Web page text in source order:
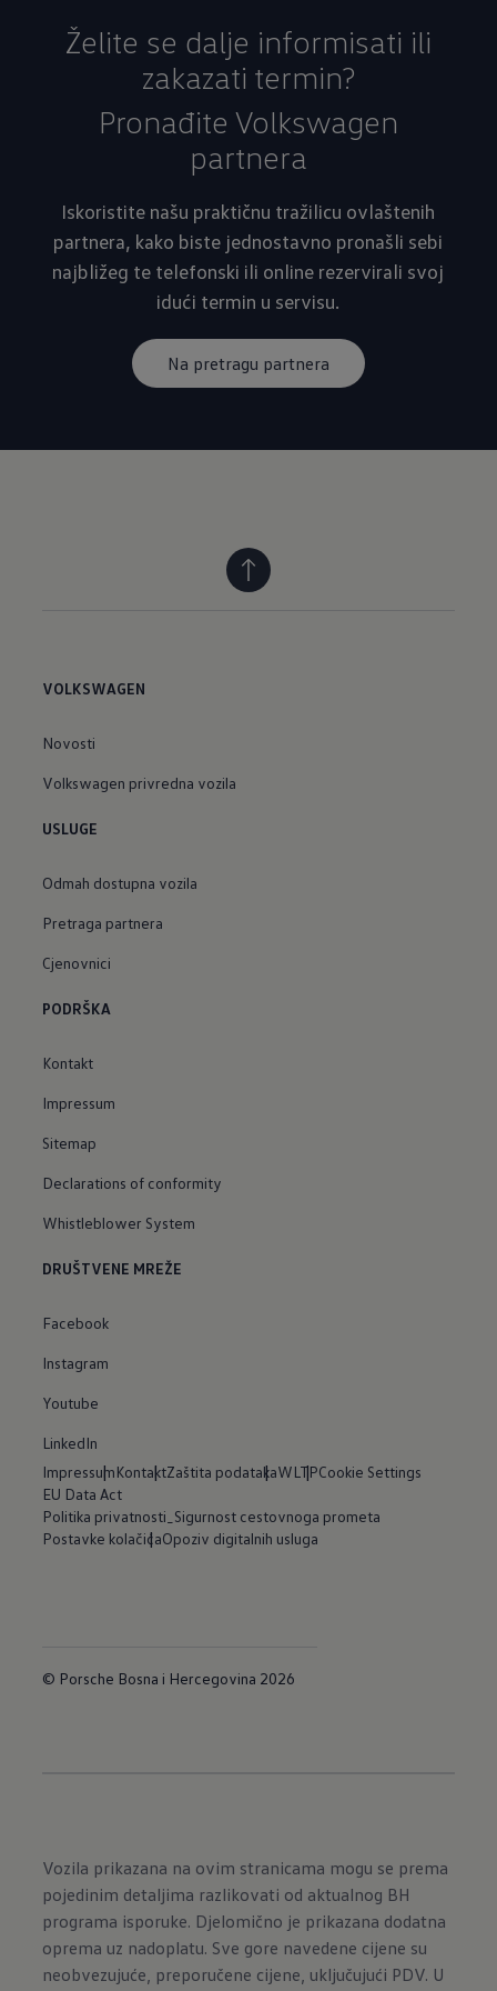
Želite se dalje informisati ili
zakazati termin?
Pronađite Volkswagen
partnera
Iskoristite našu praktičnu tražilicu ovlaštenih
partnera, kako biste jednostavno pronašli sebi
najbližeg te telefonski ili online rezervirali svoj
idući termin u servisu.
Na pretragu partnera
VOLKSWAGEN
Novosti
Volkswagen privredna vozila
USLUGE
Odmah dostupna vozila
Pretraga partnera
Cjenovnici
PODRŠKA
Kontakt
Impressum
Sitemap
Declarations of conformity
Whistleblower System
DRUŠTVENE MREŽE
Facebook
Instagram
Youtube
LinkedIn
ImpressumKontaktZaštita podatakaWLTPCookie Settings
EU Data Act
Politika privatnosti_Sigurnost cestovnoga prometa
Postavke kolačićaOpoziv digitalnih usluga
© Porsche Bosna i Hercegovina 2026
Vozila prikazana na ovim stranicama mogu se prema
pojedinim detaljima razlikovati od aktualnog BH
programa isporuke. Djelomično je prikazana dodatna
oprema uz nadoplatu. Sve gore navedene cijene su
neobvezujuće, preporučene cijene, uključujući PDV. U